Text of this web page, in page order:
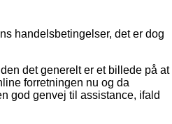
handelsbetingelser, det er dog
det generelt er et billede på at
forretningen nu og da
god genvej til assistance, ifald